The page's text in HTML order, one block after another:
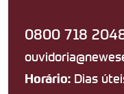
0800 718
Horário: Dias